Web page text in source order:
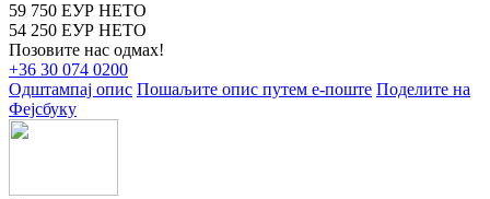
59 750 ЕУР НЕТО
54 250 ЕУР НЕТО
Позовите нас одмах!
+36 30 074 0200
Одштампај опис Пошаљите опис путем е-поште Поделите на
Фејсбуку